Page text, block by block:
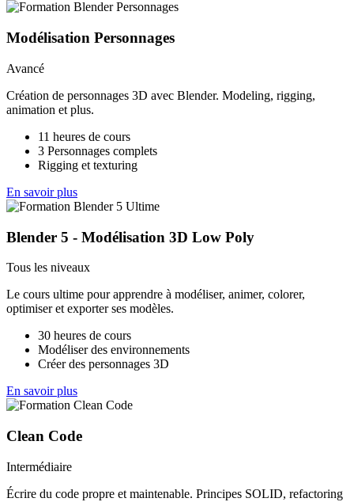
Modélisation Personnages
Avancé
Création de personnages 3D avec Blender. Modeling, rigging,
animation et plus.
11 heures de cours
3 Personnages complets
Rigging et texturing
En savoir plus
Blender 5 - Modélisation 3D Low Poly
Tous les niveaux
Le cours ultime pour apprendre à modéliser, animer, colorer,
optimiser et exporter ses modèles.
30 heures de cours
Modéliser des environnements
Créer des personnages 3D
En savoir plus
Clean Code
Intermédiaire
Écrire du code propre et maintenable. Principes SOLID, refactoring